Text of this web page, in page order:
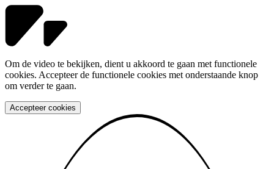
Om de video te bekijken, dient u akkoord te gaan met functionele
cookies. Accepteer de functionele cookies met onderstaande knop
om verder te gaan.
Accepteer cookies